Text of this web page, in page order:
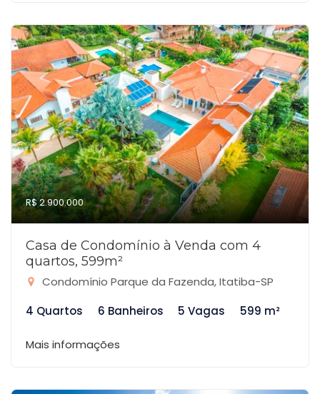
R$ 2.900.000
Casa de Condomínio à Venda com 4
quartos, 599m²
Condomínio Parque da Fazenda, Itatiba-SP
4 Quartos
6 Banheiros 5 Vagas 599 m²
Mais informações